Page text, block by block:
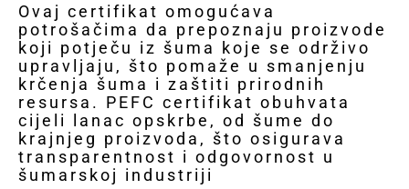
Ovaj certifikat omogućava
potrošačima da prepoznaju proizvode
koji potječu iz šuma koje se održivo
upravljaju, što pomaže u smanjenju
krčenja šuma i zaštiti prirodnih
resursa. PEFC certifikat obuhvata
cijeli lanac opskrbe, od šume do
krajnjeg proizvoda, što osigurava
transparentnost i odgovornost u
šumarskoj industriji